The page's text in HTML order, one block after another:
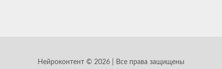
Нейроконтент © 2026 | Все права защищены